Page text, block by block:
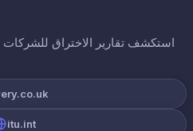
استكشف تقارير الاختراق للشركات
itu.int